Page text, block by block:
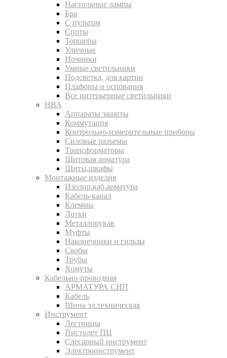
Настольные лампы
Бра
С пультом
Споты
Торшеры
Уличные
Ночники
Умные светильники
Подсветка, для картин
Плафоны и основания
Все интерьерные светильники
НВА
Аппараты защиты
Коммутация
Контрольно-измерительные приборы
Силовые разъемы
Трансформаторы
Щитовая арматура
Щиты,шкафы
Монтажные изделия
Изолир.каб.арматура
Кабель-канал
Клеммы
Лотки
Металлорукав
Муфты
Наконечники и гильзы
Скобы
Трубы
Хомуты
Кабельно-проводная
АРМАТУРА СИП
Кабель
Шина эл.техническая
Инструмент
Лестницы
Пистолет ПЦ
Слесарный инструмент
Электроинструмент